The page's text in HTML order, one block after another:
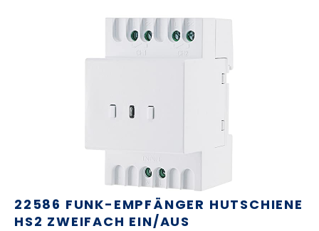
22586 FUNK-EMPFÄNGER HUTSCHIENE
HS2 ZWEIFACH EIN/AUS